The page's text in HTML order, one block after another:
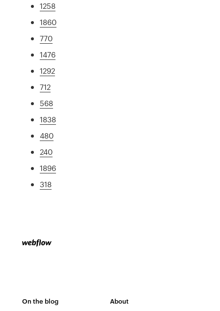
1258
1860
770
1476
1292
712
568
1838
480
240
1896
318
On the blog About